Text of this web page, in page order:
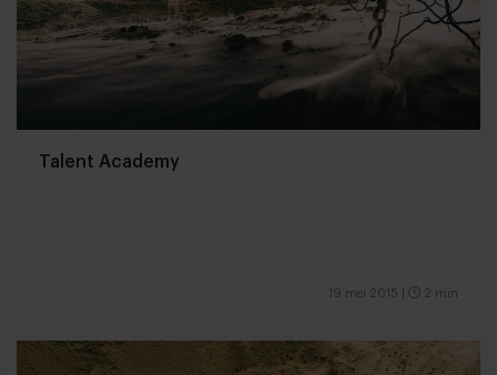
Talent Academy
19 mei 2015 2 min